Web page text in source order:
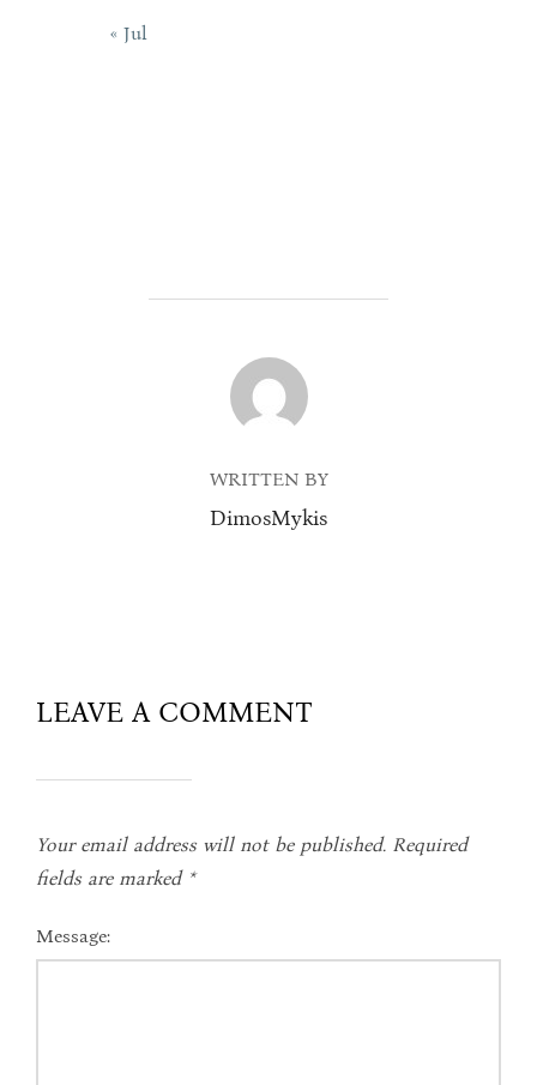
« Jul
POST AUTHOR
WRITTEN BY
DimosMykis
LEAVE A COMMENT
Your email address will not be published. Required
fields are marked *
Message: